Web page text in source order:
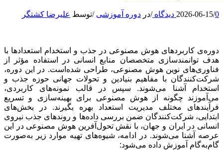
2026-06-15/0 دیدگاه /در دوره آموزشی /توسط علیرضا کشتگر
دوره‌ی کاربردهای هوش مصنوعی در جذب و استخدام استعدادها با
هدف توانمندسازی متخصصان منابع انسانی در استفاده مؤثر از
فناوری‌های نوین هوش مصنوعی، طراحی شده‌است. در این دوره،
شرکت‌کنندگان با مفاهیم بنیادین و تحولات جهانی حوزه جذب و
استخدام آشنا می‌شوند. سپس در قالب نمونه‌های کاربردی،
می‌آموزند چگونه از هوش مصنوعی برای بهینه‌سازی و تسریع
فرآیندهای مختلف مدیریت استعداد بهره بگیرند. در بخش‌های
ابتدایی، شرکت‌کنندگان ضمن بررسی داده‌ها و روندهای جذب نیروی
انسانی در ایران و جهان، با نقش تحول‌آفرین هوش مصنوعی در این
عرصه آشنا می‌شوند. در ادامه، شیوه‌های تهیه موارد زیر به‌صورت
گام‌به‌گام آموزش داده می‌شود: